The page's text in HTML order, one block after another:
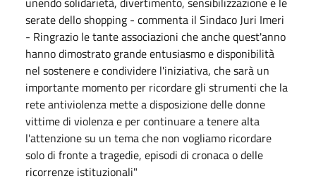
serate dello shopping - commenta il Sindaco Juri Imeri
- Ringrazio le tante associazioni che anche quest'anno
hanno dimostrato grande entusiasmo e disponibilità
nel sostenere e condividere l'iniziativa, che sarà un
importante momento per ricordare gli strumenti che la
rete antiviolenza mette a disposizione delle donne
vittime di violenza e per continuare a tenere alta
l'attenzione su un tema che non vogliamo ricordare
solo di fronte a tragedie, episodi di cronaca o delle
ricorrenze istituzionali"